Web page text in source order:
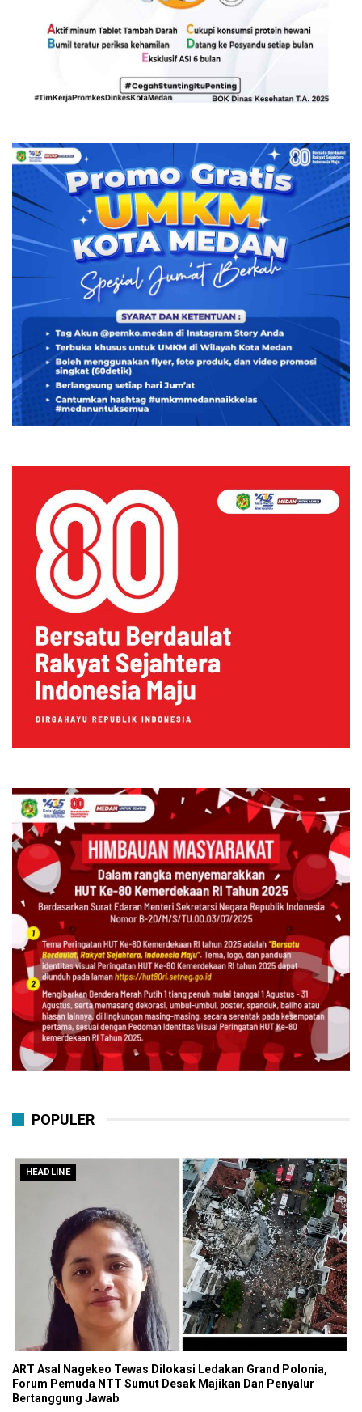
POPULER
HEADLINE
ART Asal Nagekeo Tewas Dilokasi Ledakan Grand Polonia,
Forum Pemuda NTT Sumut Desak Majikan Dan Penyalur
Bertanggung Jawab